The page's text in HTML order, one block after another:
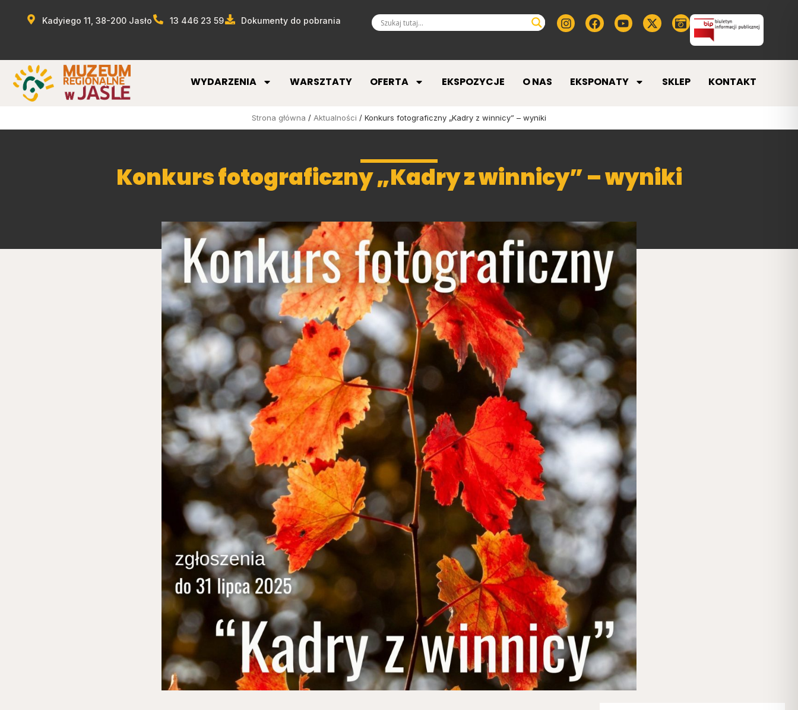
Kadyiego 11, 38-200 Jasło 13 446 23 59 Dokumenty do pobrania
WYDARZENIA WARSZTATY OFERTA EKSPOZYCJE O NAS EKSPONATY SKLEP KONTAKT
Strona główna / Aktualności / Konkurs fotograficzny „Kadry z winnicy” – wyniki
Konkurs fotograficzny „Kadry z winnicy” – wyniki